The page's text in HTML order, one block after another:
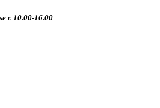
с 10.00-16.00